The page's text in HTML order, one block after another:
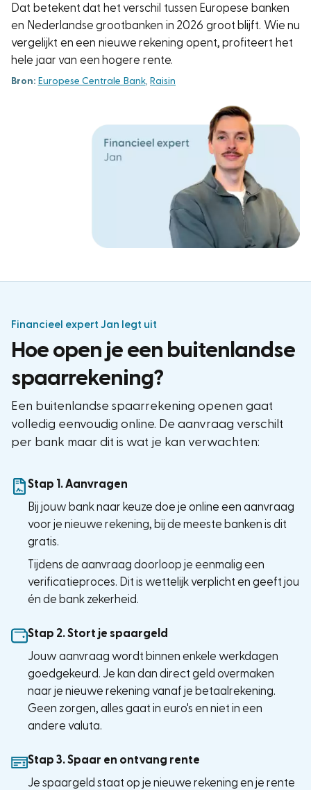
Dat betekent dat het verschil tussen Europese banken
en Nederlandse grootbanken in 2026 groot blijft. Wie nu
vergelijkt en een nieuwe rekening opent, profiteert het
hele jaar van een hogere rente.
Bron: Europese Centrale Bank, Raisin
Financieel expert Jan legt uit
Hoe open je een buitenlandse
spaarrekening?
Een buitenlandse spaarrekening openen gaat
volledig eenvoudig online. De aanvraag verschilt
per bank maar dit is wat je kan verwachten:
Stap 1. Aanvragen
Bij jouw bank naar keuze doe je online een aanvraag
voor je nieuwe rekening, bij de meeste banken is dit
gratis.
Tijdens de aanvraag doorloop je eenmalig een
verificatieproces. Dit is wettelijk verplicht en geeft jou
én de bank zekerheid.
Stap 2.Stort je spaargeld
Jouw aanvraag wordt binnen enkele werkdagen
goedgekeurd. Je kan dan direct geld overmaken
naar je nieuwe rekening vanaf je betaalrekening.
Geen zorgen, alles gaat in euro's en niet in een
andere valuta.
Stap 3.Spaar en ontvang rente
Je spaargeld staat op je nieuwe rekening en je rente